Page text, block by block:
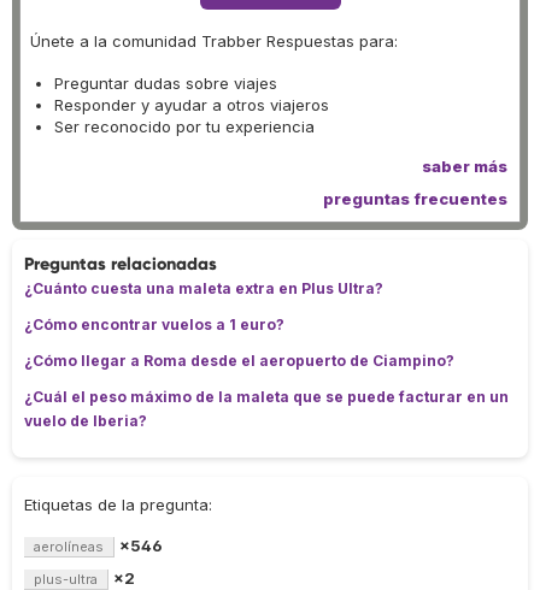
Únete a la comunidad Trabber Respuestas para:
Preguntar dudas sobre viajes
Responder y ayudar a otros viajeros
Ser reconocido por tu experiencia
saber más
preguntas frecuentes
Preguntas relacionadas
¿Cuánto cuesta una maleta extra en Plus Ultra?
¿Cómo encontrar vuelos a 1 euro?
¿Cómo llegar a Roma desde el aeropuerto de Ciampino?
¿Cuál el peso máximo de la maleta que se puede facturar en un
vuelo de Iberia?
Etiquetas de la pregunta:
aerolíneas ×546
plus-ultra ×2